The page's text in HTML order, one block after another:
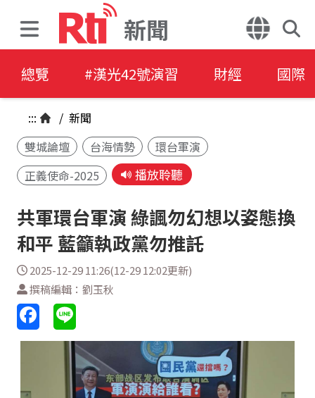
新聞
總覽 #漢光42號演習 財經 國際
::: / 新聞
雙城論壇
台海情勢
環台軍演
正義使命-2025
播放聆聽
共軍環台軍演 綠諷勿幻想以姿態換
和平 藍籲執政黨勿推託
2025-12-29 11:26(12-29 12:02更新)
撰稿編輯：劉玉秋